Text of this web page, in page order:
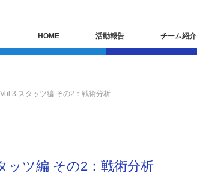
HOME 活動報告 チーム紹介
スタッツ編 その2：戦術分析
ッツ編 その2：戦術分析